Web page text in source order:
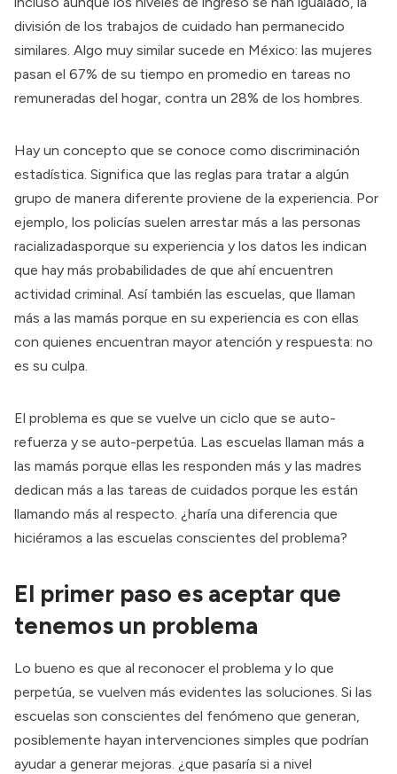
división de los trabajos de cuidado han permanecido
similares. Algo muy similar sucede en México: las mujeres
pasan el 67% de su tiempo en promedio en tareas no
remuneradas del hogar, contra un 28% de los hombres.
Hay un concepto que se conoce como discriminación
estadística. Significa que las reglas para tratar a algún
grupo de manera diferente proviene de la experiencia. Por
ejemplo, los policías suelen arrestar más a las personas
racializadasporque su experiencia y los datos les indican
que hay más probabilidades de que ahí encuentren
actividad criminal. Así también las escuelas, que llaman
más a las mamás porque en su experiencia es con ellas
con quienes encuentran mayor atención y respuesta: no
es su culpa.
El problema es que se vuelve un ciclo que se auto-
refuerza y se auto-perpetúa. Las escuelas llaman más a
las mamás porque ellas les responden más y las madres
dedican más a las tareas de cuidados porque les están
llamando más al respecto. ¿haría una diferencia que
hiciéramos a las escuelas conscientes del problema?
El primer paso es aceptar que
tenemos un problema
Lo bueno es que al reconocer el problema y lo que
perpetúa, se vuelven más evidentes las soluciones. Si las
escuelas son conscientes del fenómeno que generan,
posiblemente hayan intervenciones simples que podrían
ayudar a generar mejoras. ¿que pasaría si a nivel